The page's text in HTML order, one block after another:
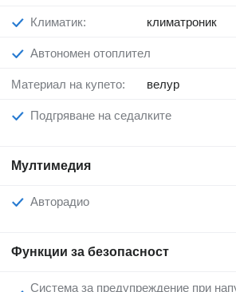
Климатик: климатроник
Автономен отоплител
Материал на купето: велур
Подгряване на седалките
Мултимедия
Авторадио
Функции за безопасност
Система за предупреждение при напускане на лентата